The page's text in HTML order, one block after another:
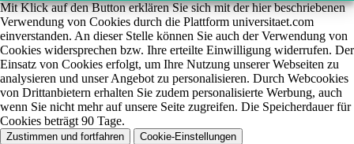
Mit Klick auf den Button erklären Sie sich mit der hier beschriebenen
Verwendung von Cookies durch die Plattform universitaet.com
einverstanden. An dieser Stelle können Sie auch der Verwendung von
Cookies widersprechen bzw. Ihre erteilte Einwilligung widerrufen. Der
Einsatz von Cookies erfolgt, um Ihre Nutzung unserer Webseiten zu
analysieren und unser Angebot zu personalisieren. Durch Webcookies
von Drittanbietern erhalten Sie zudem personalisierte Werbung, auch
wenn Sie nicht mehr auf unsere Seite zugreifen. Die Speicherdauer für
Cookies beträgt 90 Tage.
Zustimmen und fortfahren Cookie-Einstellungen